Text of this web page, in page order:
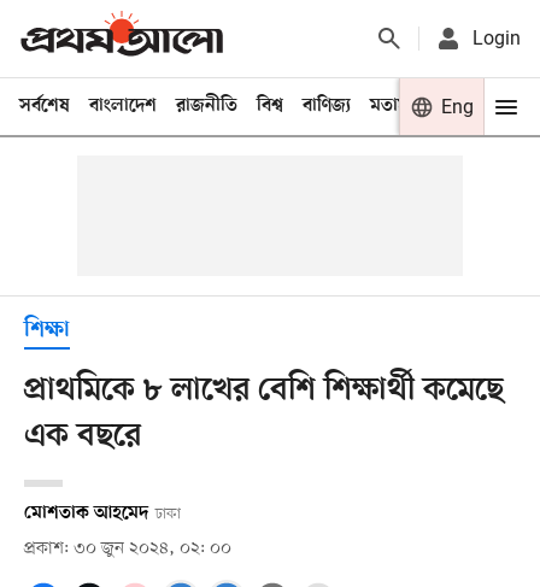
Login
সর্বশেষ বাংলাদেশ রাজনীতি বিশ্ব বাণিজ্য মতামত খেলা
Eng
শিক্ষা
প্রাথমিকে ৮ লাখের বেশি শিক্ষার্থী কমেছে
এক বছরে
মোশতাক আহমেদ ঢাকা
প্রকাশ: ৩০ জুন ২০২৪, ০২: ০০